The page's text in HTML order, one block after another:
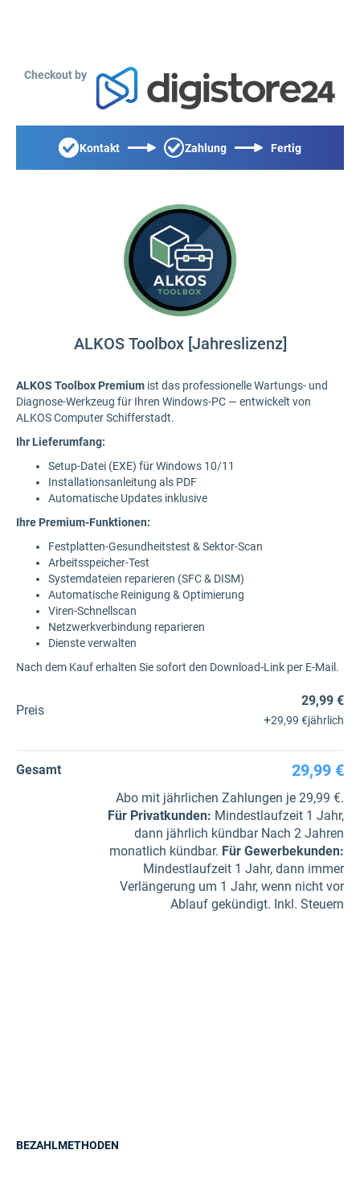
Checkout by
Kontakt Zahlung Fertig
ALKOS Toolbox [Jahreslizenz]
ALKOS Toolbox Premium ist das professionelle Wartungs- und
Diagnose-Werkzeug für Ihren Windows-PC — entwickelt von
ALKOS Computer Schifferstadt.
Ihr Lieferumfang:
Setup-Datei (EXE) für Windows 10/11
Installationsanleitung als PDF
Automatische Updates inklusive
Ihre Premium-Funktionen:
Festplatten-Gesundheitstest & Sektor-Scan
Arbeitsspeicher-Test
Systemdateien reparieren (SFC & DISM)
Automatische Reinigung & Optimierung
Viren-Schnellscan
Netzwerkverbindung reparieren
Dienste verwalten
Nach dem Kauf erhalten Sie sofort den Download-Link per E-Mail.
Preis
29,99 €
+29,99 €jährlich
Gesamt 29,99 €
Abo mit jährlichen Zahlungen je 29,99 €.
Für Privatkunden: Mindestlaufzeit 1 Jahr,
dann jährlich kündbar Nach 2 Jahren
monatlich kündbar. Für Gewerbe­kunden:
Mindestlaufzeit 1 Jahr, dann immer
Verlängerung um 1 Jahr, wenn nicht vor
Ablauf gekündigt. Inkl. Steuern
BEZAHLMETHODEN